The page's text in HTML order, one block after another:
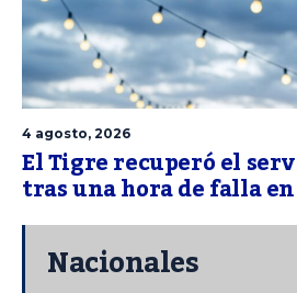
4 agosto, 2026
El Tigre recuperó el
tras una hora de falla
Nacionales